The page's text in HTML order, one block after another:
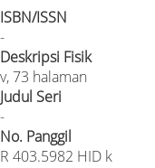
ISBN/ISSN
-
Deskripsi Fisik
v, 73 halaman
Judul Seri
-
No. Panggil
R 403.5982 HID k